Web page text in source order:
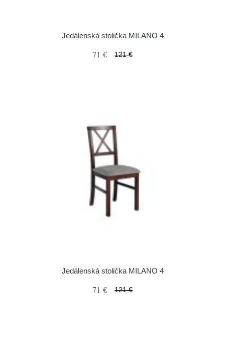
Jedálenská stolička MILANO 4
71 € 121 €
Jedálenská stolička MILANO 4
71 € 121 €